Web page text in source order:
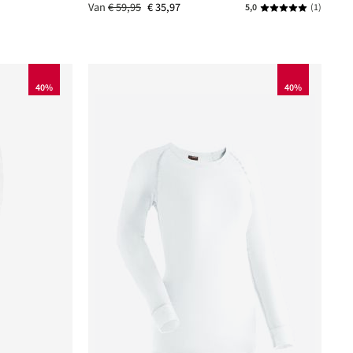
Van€ 59,95 € 35,97 5,0 Gemiddelde
(1)
40% 40%